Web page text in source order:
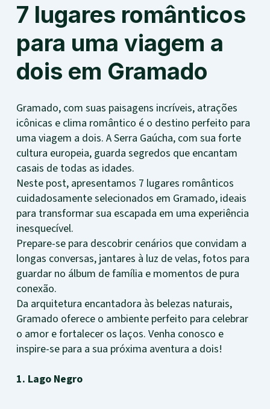
7 lugares românticos
para uma viagem a
dois em Gramado
Gramado, com suas paisagens incríveis, atrações
icônicas e clima romântico é o destino perfeito para
uma viagem a dois. A Serra Gaúcha, com sua forte
cultura europeia, guarda segredos que encantam
casais de todas as idades.
Neste post, apresentamos 7 lugares românticos
cuidadosamente selecionados em Gramado, ideais
para transformar sua escapada em uma experiência
inesquecível.
Prepare-se para descobrir cenários que convidam a
longas conversas, jantares à luz de velas, fotos para
guardar no álbum de família e momentos de pura
conexão.
Da arquitetura encantadora às belezas naturais,
Gramado oferece o ambiente perfeito para celebrar
o amor e fortalecer os laços. Venha conosco e
inspire-se para a sua próxima aventura a dois!
1. Lago Negro